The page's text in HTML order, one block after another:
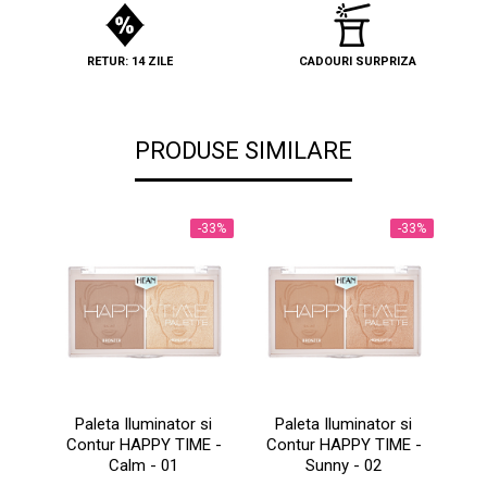
RETUR: 14 ZILE CADOURI SURPRIZA
PRODUSE SIMILARE
-33%
Paleta Iluminator si
Contur HAPPY TIME -
Calm - 01
-33%
Paleta Iluminator si
Contur HAPPY TIME -
Sunny - 02